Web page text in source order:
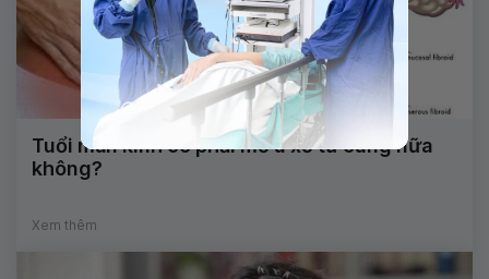
Tuổi mãn kinh có phải mổ u xơ tử cung nữa
không?
Xem thêm